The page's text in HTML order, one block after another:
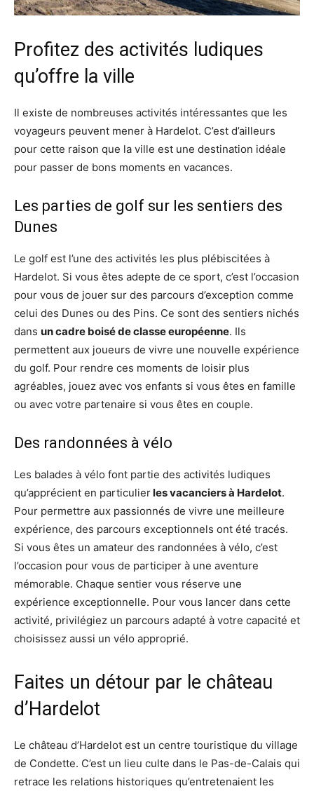
Profitez des activités ludiques
qu’offre la ville
Il existe de nombreuses activités intéressantes que les
voyageurs peuvent mener à Hardelot. C’est d’ailleurs
pour cette raison que la ville est une destination idéale
pour passer de bons moments en vacances.
Les parties de golf sur les sentiers des
Dunes
Le golf est l’une des activités les plus plébiscitées à
Hardelot. Si vous êtes adepte de ce sport, c’est l’occasion
pour vous de jouer sur des parcours d’exception comme
celui des Dunes ou des Pins. Ce sont des sentiers nichés
dans un cadre boisé de classe européenne. Ils
permettent aux joueurs de vivre une nouvelle expérience
du golf. Pour rendre ces moments de loisir plus
agréables, jouez avec vos enfants si vous êtes en famille
ou avec votre partenaire si vous êtes en couple.
Des randonnées à vélo
Les balades à vélo font partie des activités ludiques
qu’apprécient en particulierles vacanciers à Hardelot.
Pour permettre aux passionnés de vivre une meilleure
expérience, des parcours exceptionnels ont été tracés.
Si vous êtes un amateur des randonnées à vélo, c’est
l’occasion pour vous de participer à une aventure
mémorable. Chaque sentier vous réserve une
expérience exceptionnelle. Pour vous lancer dans cette
activité, privilégiez un parcours adapté à votre capacité et
choisissez aussi un vélo approprié.
Faites un détour par le château
d’Hardelot
Le château d’Hardelot est un centre touristique du village
de Condette. C’est un lieu culte dans le Pas-de-Calais qui
retrace les relations historiques qu’entretenaient les